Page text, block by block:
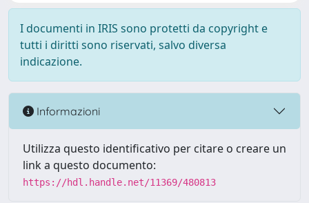
I documenti in IRIS sono protetti da copyright e
tutti i diritti sono riservati, salvo diversa
indicazione.
Informazioni
Utilizza questo identificativo per citare o creare un
link a questo documento:
https://hdl.handle.net/11369/480813